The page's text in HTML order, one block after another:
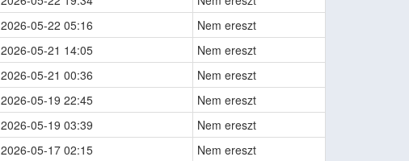
2026-05-22 05:16
Nem ereszt
2026-05-21 14:05
Nem ereszt
2026-05-21 00:36
Nem ereszt
2026-05-19 22:45
Nem ereszt
2026-05-19 03:39
Nem ereszt
2026-05-17 02:15
Nem ereszt